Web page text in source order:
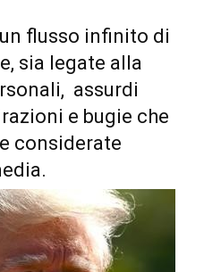
flusso infinito di
sia legate alla
assurdi
e bugie che
considerate